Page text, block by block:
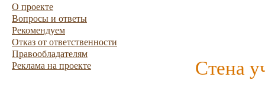
О проекте
Вопросы и ответы
Рекомендуем
Отказ от ответственности
Правообладателям
Реклама на проекте
Стена